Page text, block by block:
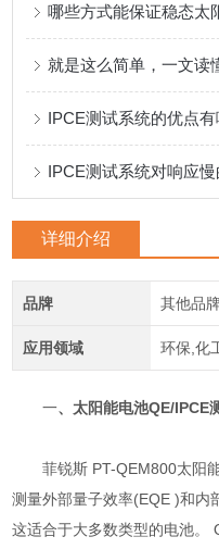
哪些方式能保证稳态太
就是这么简单，一文读
IPCE测试系统的优点有
IPCE测试系统对响应
详细介绍
品牌 其他品牌
应用领域 环保,化
一、太阳能电池QE/IPCE
菲锐斯 PT-QEM800太阳能
测量外部量子效率(EQE )和内
这适合于大多数类型的电池。